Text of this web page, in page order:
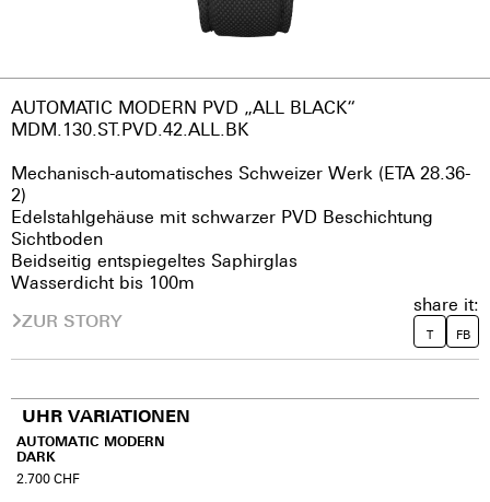
AUTOMATIC MODERN PVD „ALL BLACK“
MDM.130.ST.PVD.42.ALL.BK
Mechanisch-automatisches Schweizer Werk (ETA 28.36-
2)
Edelstahlgehäuse mit schwarzer PVD Beschichtung
Sichtboden
Beidseitig entspiegeltes Saphirglas
Wasserdicht bis 100m
ZUR STORY
share it:
T FB
UHR VARIATIONEN
AUTOMATIC MODERN
DARK
2.700CHF